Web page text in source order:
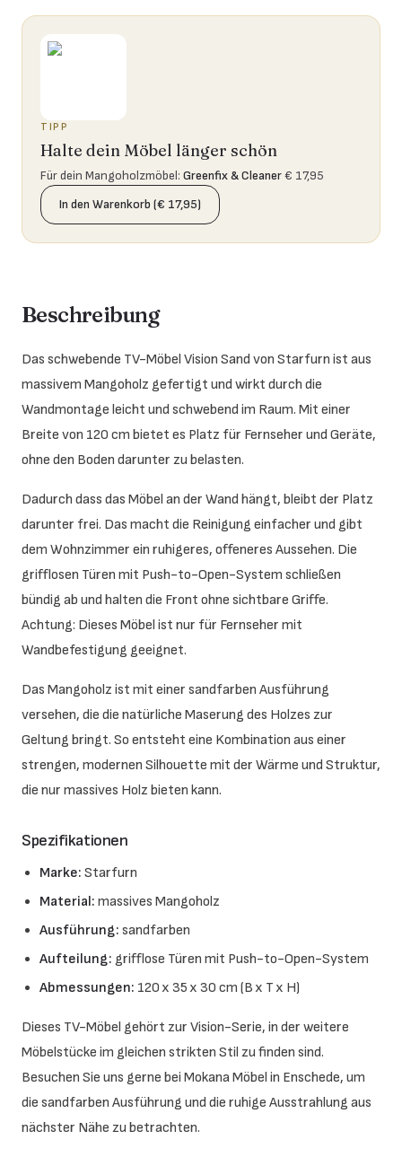
TIPP
Halte dein Möbel länger schön
Für dein Mangoholzmöbel: Greenfix & Cleaner€ 17,95
In den Warenkorb (€ 17,95)
Beschreibung
Das schwebende TV-Möbel Vision Sand von Starfurn ist aus
massivem Mangoholz gefertigt und wirkt durch die
Wandmontage leicht und schwebend im Raum. Mit einer
Breite von 120 cm bietet es Platz für Fernseher und Geräte,
ohne den Boden darunter zu belasten.
Dadurch dass das Möbel an der Wand hängt, bleibt der Platz
darunter frei. Das macht die Reinigung einfacher und gibt
dem Wohnzimmer ein ruhigeres, offeneres Aussehen. Die
grifflosen Türen mit Push-to-Open-System schließen
bündig ab und halten die Front ohne sichtbare Griffe.
Achtung: Dieses Möbel ist nur für Fernseher mit
Wandbefestigung geeignet.
Das Mangoholz ist mit einer sandfarben Ausführung
versehen, die die natürliche Maserung des Holzes zur
Geltung bringt. So entsteht eine Kombination aus einer
strengen, modernen Silhouette mit der Wärme und Struktur,
die nur massives Holz bieten kann.
Spezifikationen
Marke: Starfurn
Material: massives Mangoholz
Ausführung: sandfarben
Aufteilung: grifflose Türen mit Push-to-Open-System
Abmessungen: 120 x 35 x 30 cm (B x T x H)
Dieses TV-Möbel gehört zur Vision-Serie, in der weitere
Möbelstücke im gleichen strikten Stil zu finden sind.
Besuchen Sie uns gerne bei Mokana Möbel in Enschede, um
die sandfarben Ausführung und die ruhige Ausstrahlung aus
nächster Nähe zu betrachten.